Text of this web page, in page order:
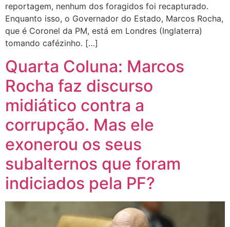
reportagem, nenhum dos foragidos foi recapturado.
Enquanto isso, o Governador do Estado, Marcos Rocha,
que é Coronel da PM, está em Londres (Inglaterra)
tomando cafézinho. […]
Quarta Coluna: Marcos
Rocha faz discurso
midiático contra a
corrupção. Mas ele
exonerou os seus
subalternos que foram
indiciados pela PF?